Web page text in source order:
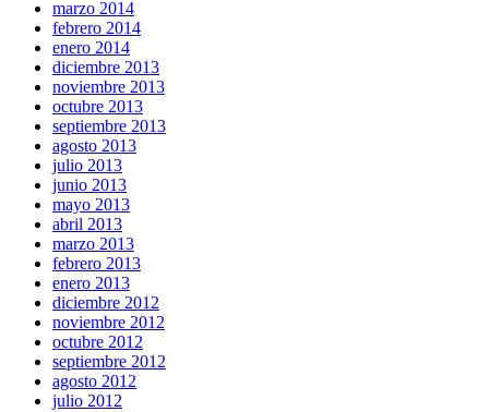
marzo 2014
febrero 2014
enero 2014
diciembre 2013
noviembre 2013
octubre 2013
septiembre 2013
agosto 2013
julio 2013
junio 2013
mayo 2013
abril 2013
marzo 2013
febrero 2013
enero 2013
diciembre 2012
noviembre 2012
octubre 2012
septiembre 2012
agosto 2012
julio 2012